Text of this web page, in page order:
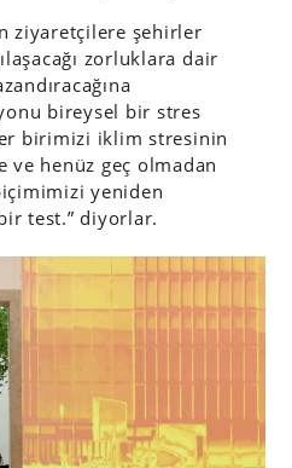
ziyaretçilere şehirler
zorluklara dair
bireysel bir stres
birimizi iklim stresinin
ve henüz geç olmadan
yeniden
test.” diyorlar.